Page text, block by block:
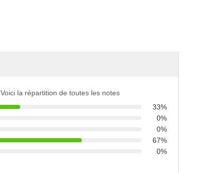
Voici la répartition de toutes les notes
33%
0%
0%
67%
0%